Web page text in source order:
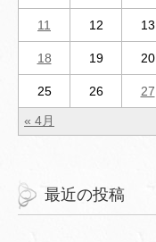
« 4月
11 12 13
18 19 20
25 26 27
最近の投稿